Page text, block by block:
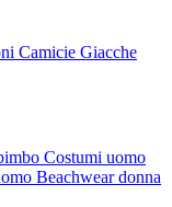
Camicie Giacche
Costumi uomo
Beachwear donna